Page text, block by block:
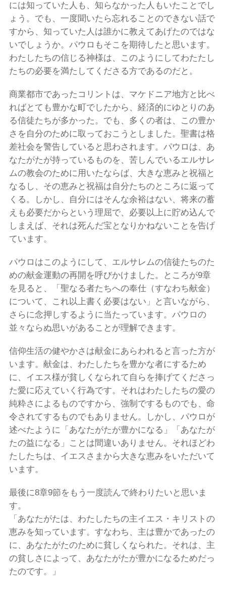
には知っていた人も、知らなかった人もいたことでし
ょう。でも、一度聞いたら忘れることのできない話で
すから、知っていた人は誰かに教えてあげたのではな
いでしょうか。パウロもそこを期待したと思います。
わたしたちの信じる神様は、このようにしてわたたし
たちの必要を満たしてくださる方であるのだと。
商業都市であったコリントは、マケドニア地方と比べ
ればとても豊かな町でしたから、経済的にゆとりのあ
る信徒たちが多かった。でも、多くの者は、この豊か
さを自分のために取っておこうとしました。聖書は格
差社会を警告していると思わされます。パウロは、あ
なたがたが持っているものを、苦しんでいるエルサレ
ムの教会のために用いたならば、大きな恵みと祝福と
なるし、その恵みと祝福は自分たちのところに返って
くる。しかし、自分にはそんな余裕はない、将来の蓄
えも必要だからという理屈で、必要以上に貯め込んで
しまえば、それは死んだ宝となりかねないことを告げ
ています。
パウロはこのようにして、エルサレムの信徒たちのた
めの献金運動の再開を呼びかけました。ところが9章
を見ると、「聖なる者たちへの奉仕（すなわち献金）
について、これ以上書く必要はない」と言いながら、
さらに念押しするように当たっています。パウロの
並々ならぬ思いがあることが理解できます。
信仰生活の健やかさは献金にあらわれると言った方が
います。献金は、わたしたちを豊かな者にするため
に、イエス様が貧しくなられて自らを捧げてくださっ
た愛に応えていく行為です。それはわたしたちの愛の
純粋さによるものですから、強制でするものでも、命
令されてするものでもありません。しかし、パウロが
述べたように「あなたがたが豊かになる」「あなたが
たの益になる」ことは間違いありません。それほどわ
たしたちは、イエスさまから大きな恵みをいただいて
います。
最後に8章9節をもう一度読んで終わりたいと思いま
す。
「あなたがたは、わたしたちの主イエス・キリストの
恵みを知っています。すなわち、主は豊かであったの
に、あなたがたのために貧しくなられた。それは、主
の貧しさによって、あなたがたが豊かになるためだっ
たのです。」